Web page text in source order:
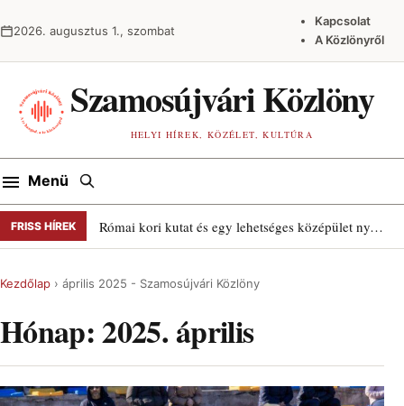
2026. augusztus 1., szombat
Kapcsolat
A Közlönyről
Szamosújvári Közlöny
HELYI HÍREK, KÖZÉLET, KULTÚRA
Menü Keresés
FRISS HÍREK Római kori kutat és egy lehetséges középület nyomait találták Szamosújváron
Kezdőlap › április 2025 - Szamosújvári Közlöny
Hónap:2025. április